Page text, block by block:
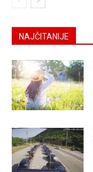
NAJČITANIJE